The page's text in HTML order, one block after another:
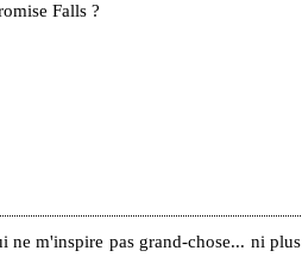
Falls ?
ne m'inspire pas grand-chose... ni plus